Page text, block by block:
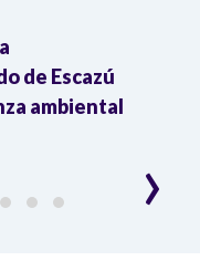
de Escazú
ambiental
›